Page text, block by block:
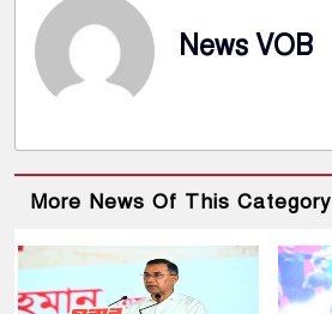
News VOB
More News Of This Category